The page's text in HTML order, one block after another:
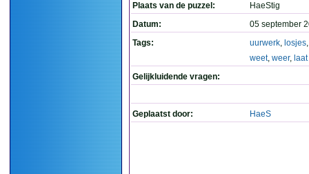
Plaats van de puzzel:
HaeStig
Datum:
05 september
Tags:
uurwerk, losjes
weet, weer, laat
Gelijkluidende vragen:
Geplaatst door: HaeS